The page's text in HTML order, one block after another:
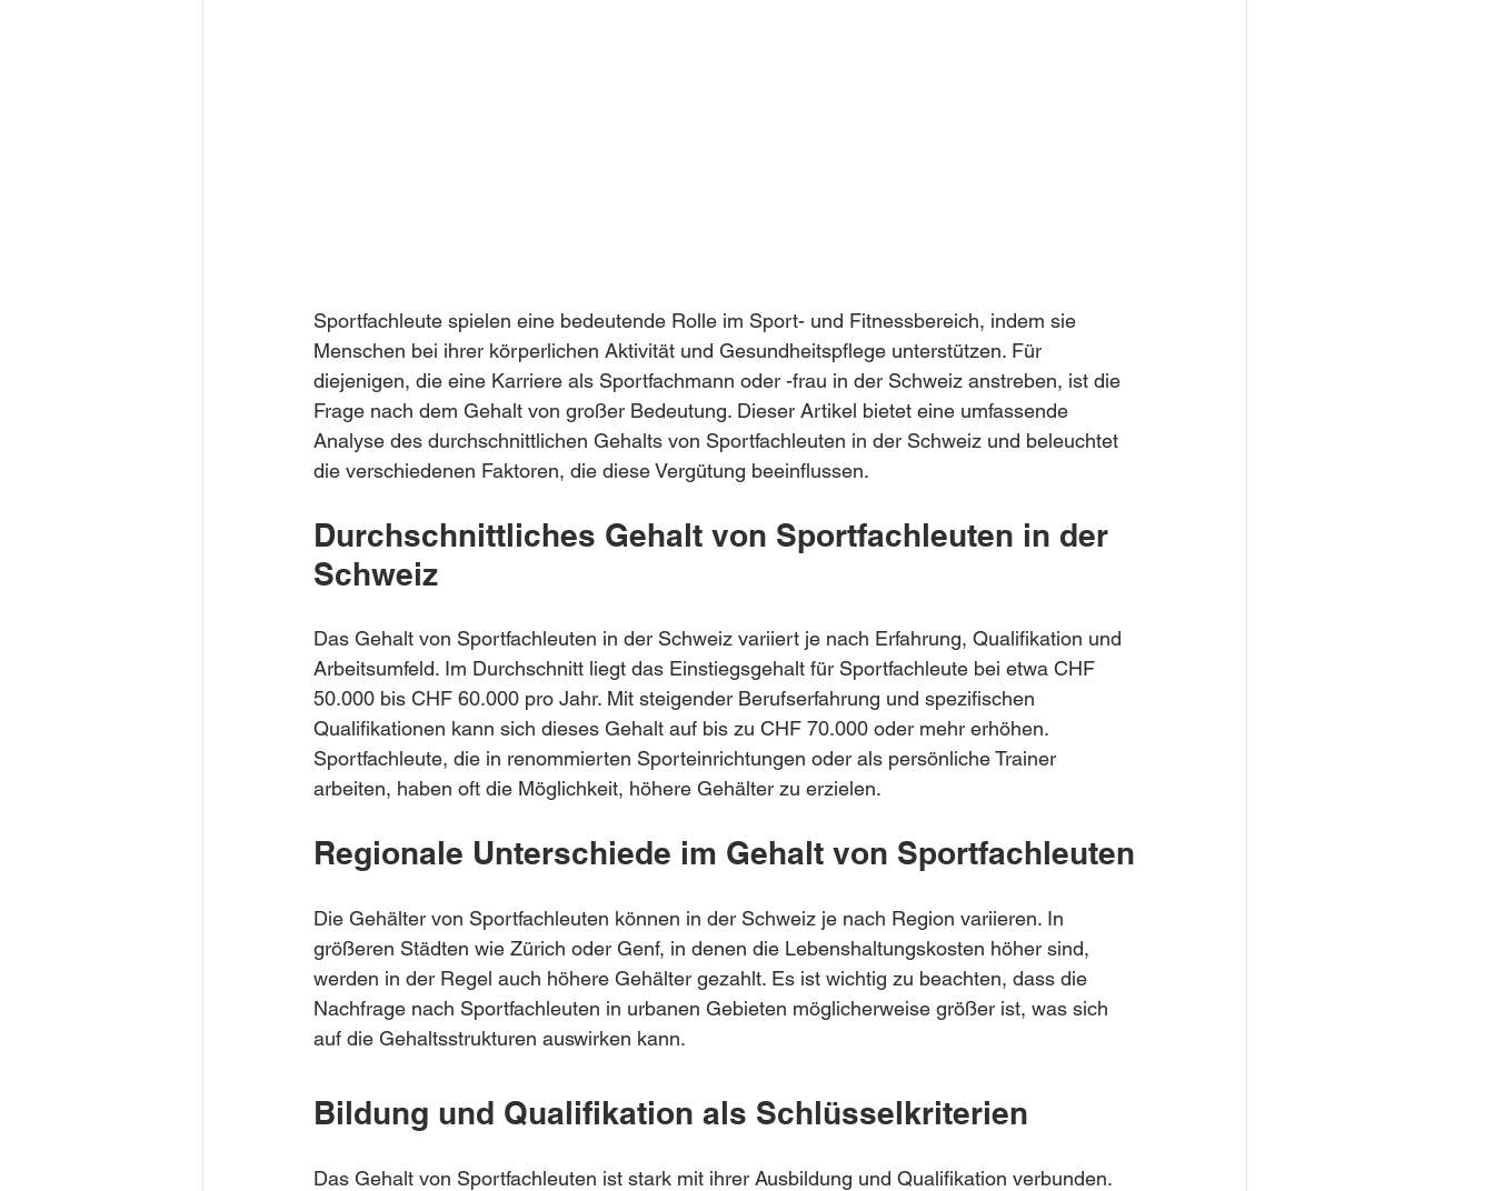
Sportfachleute spielen eine bedeutende Rolle im Sport- und Fitnessbereich, indem sie
Menschen bei ihrer körperlichen Aktivität und Gesundheitspflege unterstützen. Für
diejenigen, die eine Karriere als Sportfachmann oder -frau in der Schweiz anstreben, ist die
Frage nach dem Gehalt von großer Bedeutung. Dieser Artikel bietet eine umfassende
Analyse des durchschnittlichen Gehalts von Sportfachleuten in der Schweiz und beleuchtet
die verschiedenen Faktoren, die diese Vergütung beeinflussen.
Durchschnittliches Gehalt von Sportfachleuten in der
Schweiz
Das Gehalt von Sportfachleuten in der Schweiz variiert je nach Erfahrung, Qualifikation und
Arbeitsumfeld. Im Durchschnitt liegt das Einstiegsgehalt für Sportfachleute bei etwa CHF
50.000 bis CHF 60.000 pro Jahr. Mit steigender Berufserfahrung und spezifischen
Qualifikationen kann sich dieses Gehalt auf bis zu CHF 70.000 oder mehr erhöhen.
Sportfachleute, die in renommierten Sporteinrichtungen oder als persönliche Trainer
arbeiten, haben oft die Möglichkeit, höhere Gehälter zu erzielen.
Regionale Unterschiede im Gehalt von Sportfachleuten
Die Gehälter von Sportfachleuten können in der Schweiz je nach Region variieren. In
größeren Städten wie Zürich oder Genf, in denen die Lebenshaltungskosten höher sind,
werden in der Regel auch höhere Gehälter gezahlt. Es ist wichtig zu beachten, dass die
Nachfrage nach Sportfachleuten in urbanen Gebieten möglicherweise größer ist, was sich
auf die Gehaltsstrukturen auswirken kann.
Bildung und Qualifikation als Schlüsselkriterien
Das Gehalt von Sportfachleuten ist stark mit ihrer Ausbildung und Qualifikation verbunden.